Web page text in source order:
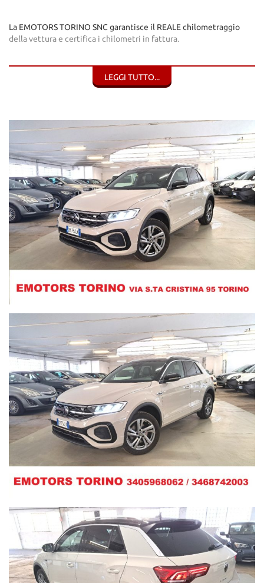
La EMOTORS TORINO SNC garantisce il REALE chilometraggio
della vettura e certifica i chilometri in fattura.
Contatti 3468742003 / 3405968062
N.B.: Le dotazioni tecniche e gli accessori indicati nella presente
scheda sono accurate, tuttavia potrebbero contenere errori o
imprecisioni. Sono quindi da considerarsi puramente indicativi e
potrebbero non coincidere con l'effettiva dotazione tecnica e gli
accessori dello specifico veicolo. Il cliente è pertanto invitato a
verificarne l'effettiva corrispondenza contattando la Emotors
Torino. L'azienda declina ogni responsabilità per eventuali
involontarie incongruenze tra le effettive caratteristiche dello
specifico veicolo ed i dati presenti sulla scheda informativa, che
non rappresentano in alcun modo un impegno contrattuale per il
venditore.
LEGGI TUTTO...